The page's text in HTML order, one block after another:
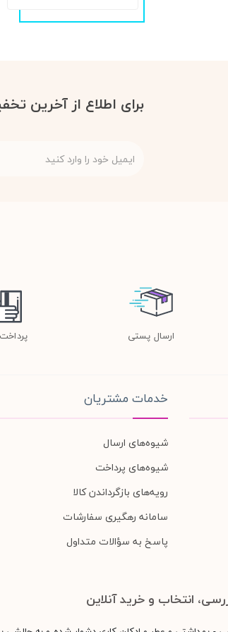
برای اطلاع از آخرین
ارسال پستی
خدمات مشتریان
شیوه‌های ارسال
شیوه‌های پرداخت
رویه‌های بازگرداندن کالا
سامانه رهگیری سفارشات
پاسخ به سؤالات متداول
انتخاب و خرید آنلاین